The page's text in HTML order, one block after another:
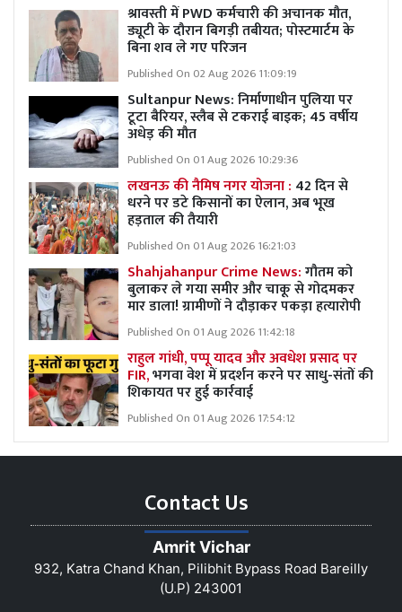
श्रावस्ती में PWD कर्मचारी की अचानक मौत,
ड्यूटी के दौरान बिगड़ी तबीयत; पोस्टमार्टम के
बिना शव ले गए परिजन
Published On 02 Aug 2026 11:09:19
Sultanpur News: निर्माणाधीन पुलिया पर
टूटा बैरियर, स्लैब से टकराई बाइक; 45 वर्षीय
अधेड़ की मौत
Published On 01 Aug 2026 10:29:36
लखनऊ की नैमिष नगर योजना : 42 दिन से
धरने पर डटे किसानों का ऐलान, अब भूख
हड़ताल की तैयारी
Published On 01 Aug 2026 16:21:03
Shahjahanpur Crime News:गौतम को
बुलाकर ले गया समीर और चाकू से गोदमकर
मार डाला! ग्रामीणों ने दौड़ाकर पकड़ा हत्यारोपी
Published On 01 Aug 2026 11:42:18
राहुल गांधी, पप्पू यादव और अवधेश प्रसाद पर
FIR,भगवा वेश में प्रदर्शन करने पर साधु-संतों की
शिकायत पर हुई कार्रवाई
Published On 01 Aug 2026 17:54:12
Contact Us
Amrit Vichar
932, Katra Chand Khan, Pilibhit Bypass Road Bareilly
(U.P) 243001